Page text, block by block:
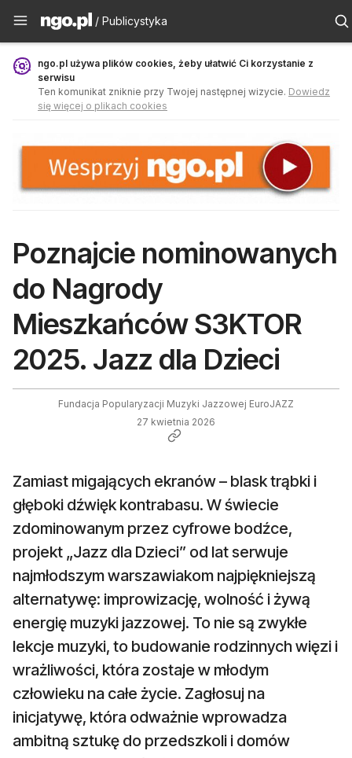
Publicystyka - ngo.pl
/ Publicystyka
ngo.pl używa plików cookies, żeby ułatwić Ci korzystanie z
serwisu
Ten komunikat zniknie przy Twojej następnej wizycie. Dowiedz
się więcej o plikach cookies
Poznajcie nominowanych
do Nagrody
Mieszkańców S3KTOR
2025. Jazz dla Dzieci
Fundacja Popularyzacji Muzyki Jazzowej EuroJAZZ
27 kwietnia 2026
Zamiast migających ekranów – blask trąbki i
głęboki dźwięk kontrabasu. W świecie
zdominowanym przez cyfrowe bodźce,
projekt „Jazz dla Dzieci” od lat serwuje
najmłodszym warszawiakom najpiękniejszą
alternatywę: improwizację, wolność i żywą
energię muzyki jazzowej. To nie są zwykłe
lekcje muzyki, to budowanie rodzinnych więzi i
wrażliwości, która zostaje w młodym
człowieku na całe życie. Zagłosuj na
inicjatywę, która odważnie wprowadza
ambitną sztukę do przedszkoli i domów